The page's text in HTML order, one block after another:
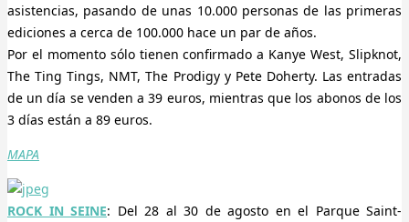
asistencias, pasando de unas 10.000 personas de las primeras
ediciones a cerca de 100.000 hace un par de años.
Por el momento sólo tienen confirmado a Kanye West, Slipknot,
The Ting Tings, NMT, The Prodigy y Pete Doherty. Las entradas
de un día se venden a 39 euros, mientras que los abonos de los
3 días están a 89 euros.
MAPA
ROCK IN SEINE: Del 28 al 30 de agosto en el Parque Saint-